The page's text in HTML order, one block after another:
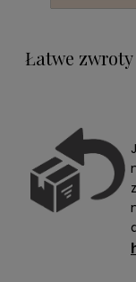
Łatwe zwroty